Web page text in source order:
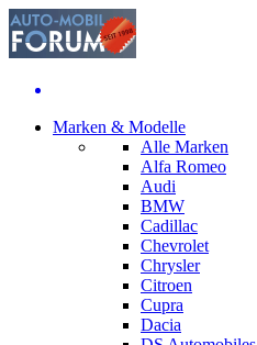
Marken & Modelle
Alle Marken
Alfa Romeo
Audi
BMW
Cadillac
Chevrolet
Chrysler
Citroen
Cupra
Dacia